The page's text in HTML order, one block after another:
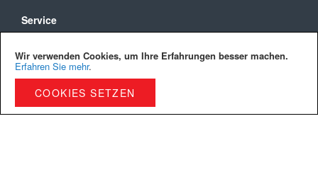
Wir verwenden Cookies, um Ihre Erfahrungen besser machen.
Erfahren Sie mehr.
COOKIES SETZEN
Service
Versandkosten und Lieferung
Privacy Policy